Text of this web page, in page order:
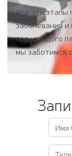
Все эти этапы
заболевания
под каждого
мы заботимся